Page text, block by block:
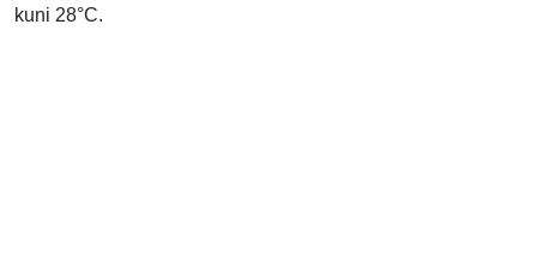
kuni 28°C.